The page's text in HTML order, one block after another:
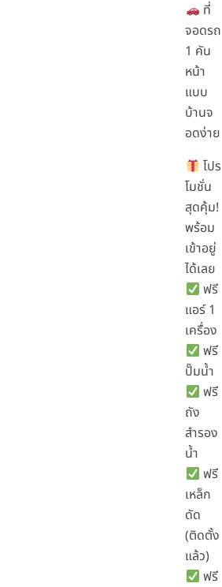
ที่
จอดรถ
1 คัน
หน้า
แบบ
บ้านจ
อดง่าย
โปร
โมชั่น
สุดคุ้ม!
พร้อม
เข้าอยู่
ได้เลย
ฟรี
แอร์ 1
เครื่อง
ฟรี
ปั๊มน้ำ
ฟรี
ถัง
สำรอง
น้ำ
ฟรี
เหล็ก
ดัด
(ติดตั้ง
แล้ว)
ฟรี